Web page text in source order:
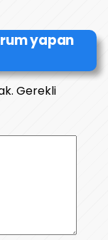
yapan
Gerekli